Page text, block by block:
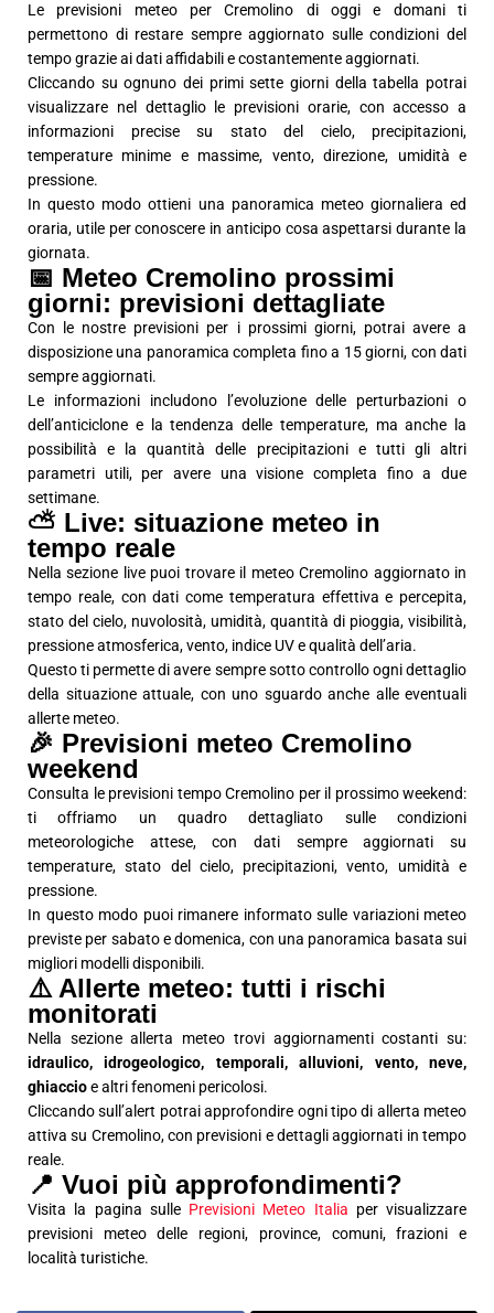
Le previsioni meteo per Cremolino di oggi e domani ti
permettono di restare sempre aggiornato sulle condizioni del
tempo grazie ai dati affidabili e costantemente aggiornati.
Cliccando su ognuno dei primi sette giorni della tabella potrai
visualizzare nel dettaglio le previsioni orarie, con accesso a
informazioni precise su stato del cielo, precipitazioni,
temperature minime e massime, vento, direzione, umidità e
pressione.
In questo modo ottieni una panoramica meteo giornaliera ed
oraria, utile per conoscere in anticipo cosa aspettarsi durante la
giornata.
📅 Meteo Cremolino prossimi
giorni: previsioni dettagliate
Con le nostre previsioni per i prossimi giorni, potrai avere a
disposizione una panoramica completa fino a 15 giorni, con dati
sempre aggiornati.
Le informazioni includono l’evoluzione delle perturbazioni o
dell’anticiclone e la tendenza delle temperature, ma anche la
possibilità e la quantità delle precipitazioni e tutti gli altri
parametri utili, per avere una visione completa fino a due
settimane.
⛅ Live: situazione meteo in
tempo reale
Nella sezione live puoi trovare il meteo Cremolino aggiornato in
tempo reale, con dati come temperatura effettiva e percepita,
stato del cielo, nuvolosità, umidità, quantità di pioggia, visibilità,
pressione atmosferica, vento, indice UV e qualità dell’aria.
Questo ti permette di avere sempre sotto controllo ogni dettaglio
della situazione attuale, con uno sguardo anche alle eventuali
allerte meteo.
🎉 Previsioni meteo Cremolino
weekend
Consulta le previsioni tempo Cremolino per il prossimo weekend:
ti offriamo un quadro dettagliato sulle condizioni
meteorologiche attese, con dati sempre aggiornati su
temperature, stato del cielo, precipitazioni, vento, umidità e
pressione.
In questo modo puoi rimanere informato sulle variazioni meteo
previste per sabato e domenica, con una panoramica basata sui
migliori modelli disponibili.
⚠️ Allerte meteo: tutti i rischi
monitorati
Nella sezione allerta meteo trovi aggiornamenti costanti su:
idraulico, idrogeologico, temporali, alluvioni, vento, neve,
ghiaccioe altri fenomeni pericolosi.
Cliccando sull’alert potrai approfondire ogni tipo di allerta meteo
attiva su Cremolino, con previsioni e dettagli aggiornati in tempo
reale.
📍 Vuoi più approfondimenti?
Visita la pagina sulle Previsioni Meteo Italia per visualizzare
previsioni meteo delle regioni, province, comuni, frazioni e
località turistiche.